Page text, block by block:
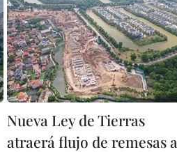
Nueva Ley de Tierras
atraerá flujo de remesas a